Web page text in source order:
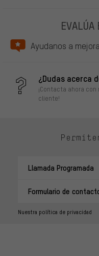
EVALÚA
Ayudanos a
¿Dudas acerca
¡Contacta ahora
cliente!
Llamada Programada
Formulario de
Nuestra política de privacidad